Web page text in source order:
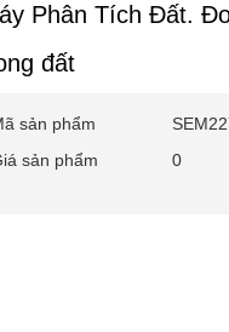
Phân Tích Đất.
đất
sản phẩm
sản phẩm
0